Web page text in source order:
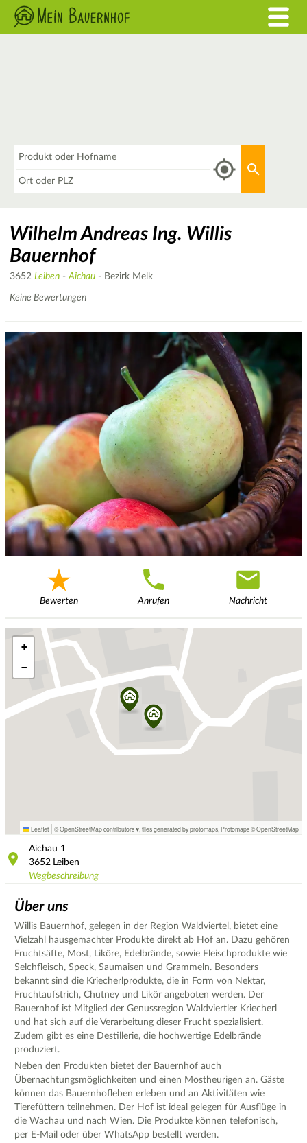
Wilhelm Andreas Ing. Willis
Bauernhof
3652 Leiben -Aichau - Bezirk Melk
Keine Bewertungen
Bewerten Anrufen Nachricht
+
−
Leaflet | © OpenStreetMap contributors ♥, tiles generated by protomaps Protomaps©OpenStreetMap
Aichau 1
3652 Leiben
Wegbeschreibung
Über uns
Willis Bauernhof, gelegen in der Region Waldviertel, bietet eine
Vielzahl hausgemachter Produkte direkt ab Hof an. Dazu gehören
Fruchtsäfte, Most, Liköre, Edelbrände, sowie Fleischprodukte wie
Selchfleisch, Speck, Saumaisen und Grammeln. Besonders
bekannt sind die Kriecherlprodukte, die in Form von Nektar,
Fruchtaufstrich, Chutney und Likör angeboten werden. Der
Bauernhof ist Mitglied der Genussregion Waldviertler Kriecherl
und hat sich auf die Verarbeitung dieser Frucht spezialisiert.
Zudem gibt es eine Destillerie, die hochwertige Edelbrände
produziert.
Neben den Produkten bietet der Bauernhof auch
Übernachtungsmöglichkeiten und einen Mostheurigen an. Gäste
können das Bauernhofleben erleben und an Aktivitäten wie
Tierefüttern teilnehmen. Der Hof ist ideal gelegen für Ausflüge in
die Wachau und nach Wien. Die Produkte können telefonisch,
per E-Mail oder über WhatsApp bestellt werden.